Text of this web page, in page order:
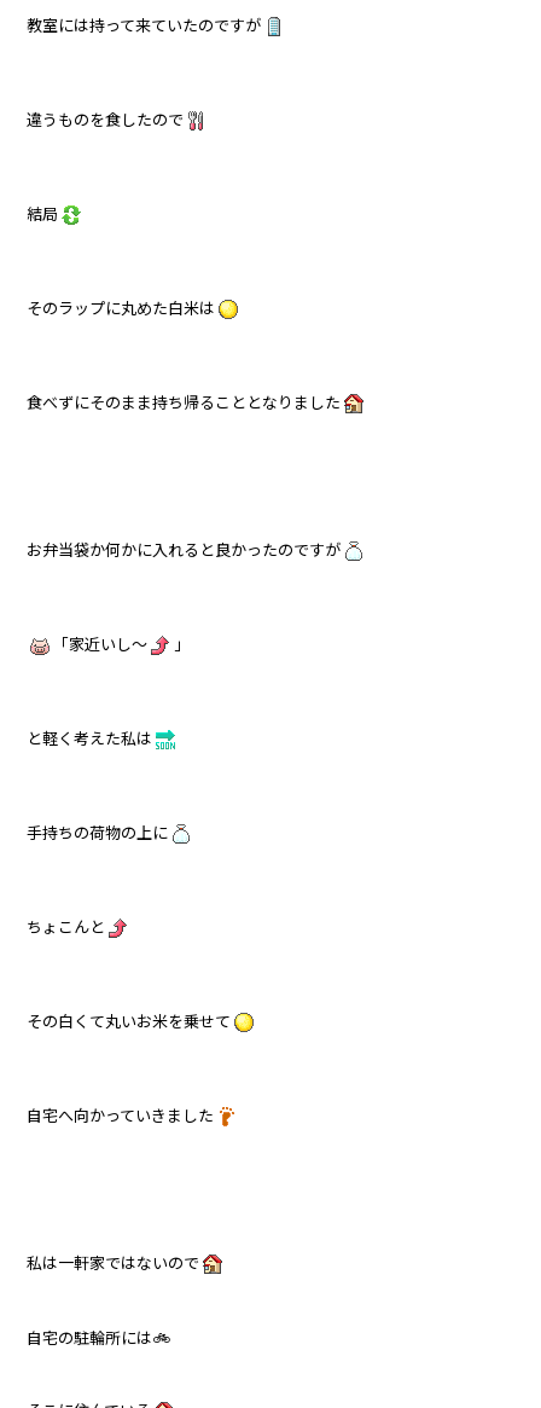
教室には持って来ていたのですが
違うものを食したので
結局
そのラップに丸めた白米は
食べずにそのまま持ち帰ることとなりました
お弁当袋か何かに入れると良かったのですが
「家近いし～ 」
と軽く考えた私は
手持ちの荷物の上に
ちょこんと
その白くて丸いお米を乗せて
自宅へ向かっていきました
私は一軒家ではないので
自宅の駐輪所には🚲